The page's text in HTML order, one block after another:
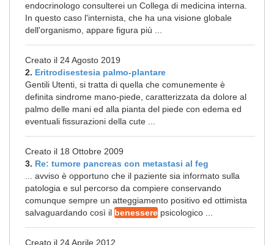
endocrinologo consulterei un Collega di medicina interna.
In questo caso l'internista, che ha una visione globale
dell'organismo, appare figura più ...
Creato il 24 Agosto 2019
2. Eritrodisestesia palmo-plantare
Gentili Utenti, si tratta di quella che comunemente è
definita sindrome mano-piede, caratterizzata da dolore al
palmo delle mani ed alla pianta del piede con edema ed
eventuali fissurazioni della cute ...
Creato il 18 Ottobre 2009
3. Re: tumore pancreas con metastasi al feg
... avviso è opportuno che il paziente sia informato sulla
patologia e sul percorso da compiere conservando
comunque sempre un atteggiamento positivo ed ottimista
salvaguardando così il benessere psicologico ...
Creato il 24 Aprile 2012